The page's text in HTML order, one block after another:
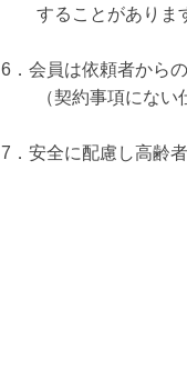
することがありま
6．会員は依頼者から
（契約事項にない仕
7．安全に配慮し高齢